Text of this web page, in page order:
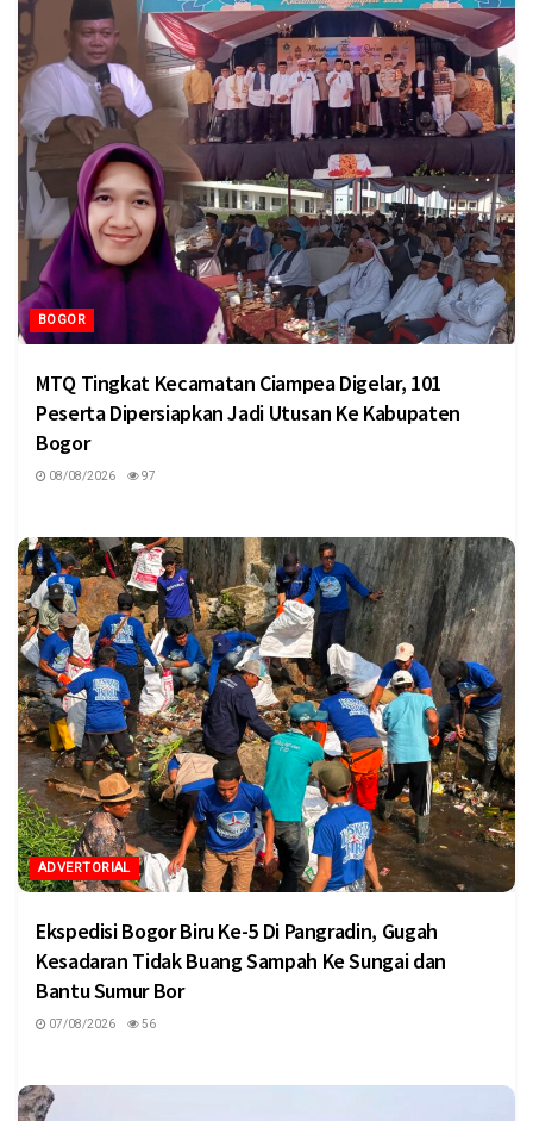
BOGOR
MTQ Tingkat Kecamatan Ciampea Digelar, 101
Peserta Dipersiapkan Jadi Utusan Ke Kabupaten
Bogor
08/08/2026 97
ADVERTORIAL
Ekspedisi Bogor Biru Ke-5 Di Pangradin, Gugah
Kesadaran Tidak Buang Sampah Ke Sungai dan
Bantu Sumur Bor
07/08/2026 56